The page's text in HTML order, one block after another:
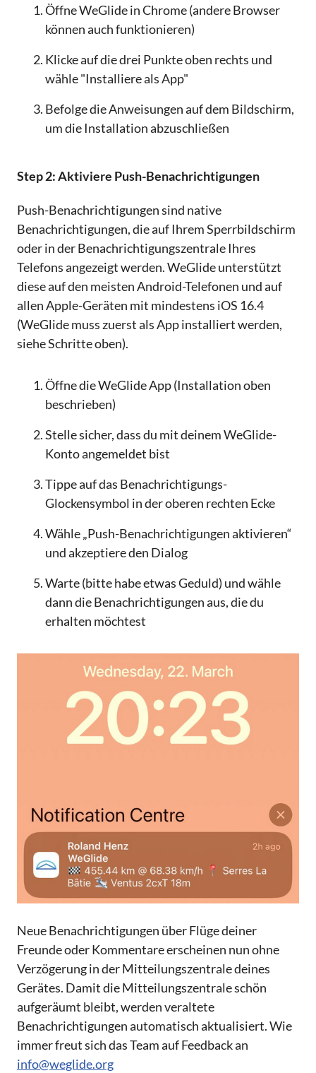
Öffne WeGlide in Chrome (andere Browser
können auch funktionieren)
Klicke auf die drei Punkte oben rechts und
wähle "Installiere als App"
Befolge die Anweisungen auf dem Bildschirm,
um die Installation abzuschließen
Step 2: Aktiviere Push-Benachrichtigungen
Push-Benachrichtigungen sind native
Benachrichtigungen, die auf Ihrem Sperrbildschirm
oder in der Benachrichtigungszentrale Ihres
Telefons angezeigt werden. WeGlide unterstützt
diese auf den meisten Android-Telefonen und auf
allen Apple-Geräten mit mindestens iOS 16.4
(WeGlide muss zuerst als App installiert werden,
siehe Schritte oben).
Öffne die WeGlide App (Installation oben
beschrieben)
Stelle sicher, dass du mit deinem WeGlide-
Konto angemeldet bist
Tippe auf das Benachrichtigungs-
Glockensymbol in der oberen rechten Ecke
Wähle „Push-Benachrichtigungen aktivieren“
und akzeptiere den Dialog
Warte (bitte habe etwas Geduld) und wähle
dann die Benachrichtigungen aus, die du
erhalten möchtest
Neue Benachrichtigungen über Flüge deiner
Freunde oder Kommentare erscheinen nun ohne
Verzögerung in der Mitteilungszentrale deines
Gerätes. Damit die Mitteilungszentrale schön
aufgeräumt bleibt, werden veraltete
Benachrichtigungen automatisch aktualisiert. Wie
immer freut sich das Team auf Feedback an
info@weglide.org